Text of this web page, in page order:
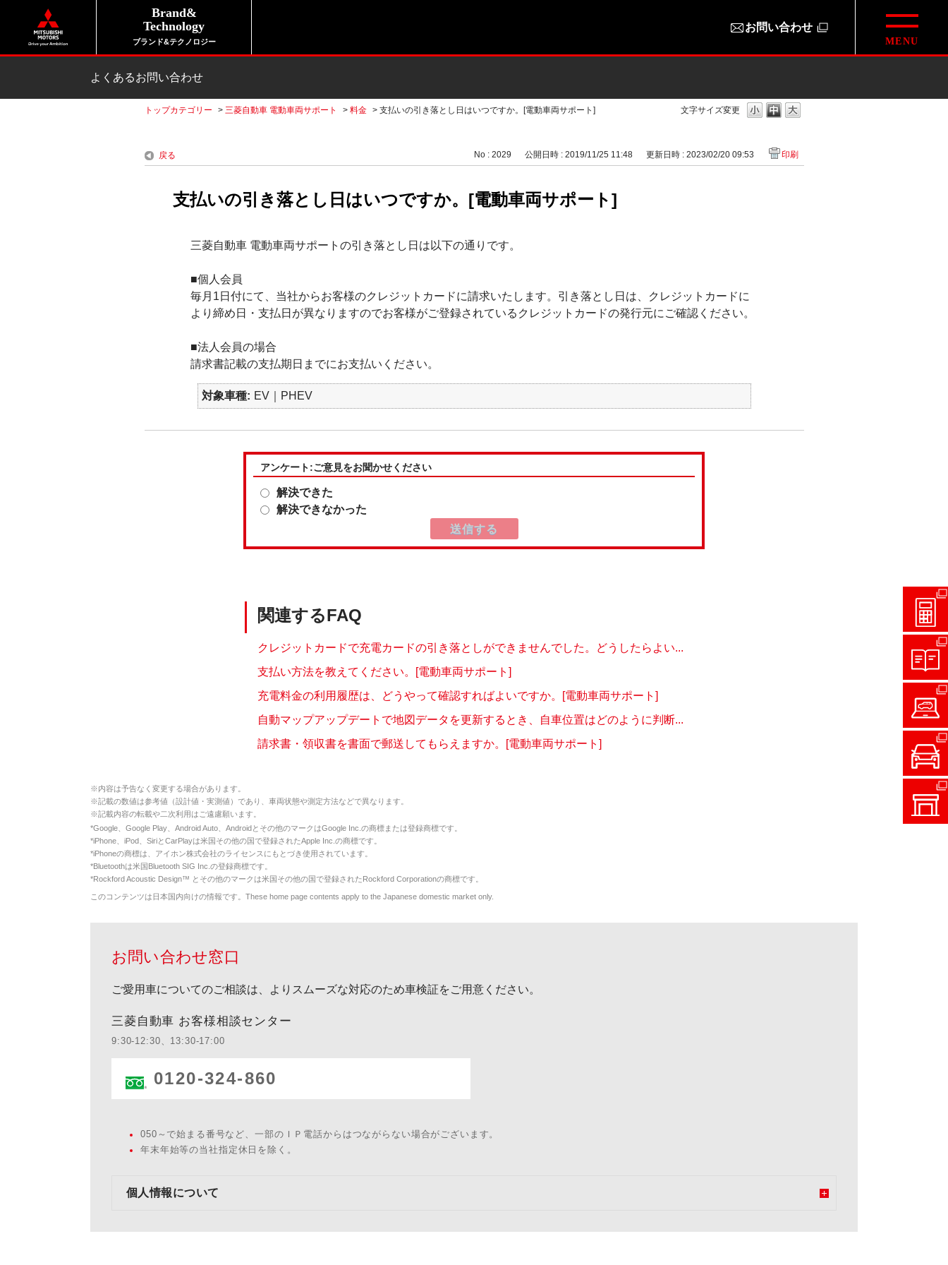
Brand&
Technology
ブランド&テクノロジー
お問い合わせ
よくあるお問い合わせ
文字サイズ変更
トップカテゴリー > 三菱自動車 電動車両サポート > 料金 > 支払いの引き落とし日はいつですか。[電動車両サポート]
戻る No : 2029 公開日時 : 2019/11/25 11:48 更新日時 : 2023/02/20 09:53 印刷
支払いの引き落とし日はいつですか。[電動車両サポート]
三菱自動車 電動車両サポートの引き落とし日は以下の通りです。
■個人会員
毎月1日付にて、当社からお客様のクレジットカードに請求いたします。引き落とし日は、クレジットカードに
より締め日・支払日が異なりますのでお客様がご登録されているクレジットカードの発行元にご確認ください。
■法人会員の場合
請求書記載の支払期日までにお支払いください。
対象車種 EV｜PHEV
アンケート:ご意見をお聞かせください
解決できた
解決できなかった
関連するFAQ
クレジットカードで充電カードの引き落としができませんでした。どうしたらよい...
支払い方法を教えてください。[電動車両サポート]
充電料金の利用履歴は、どうやって確認すればよいですか。[電動車両サポート]
自動マップアップデートで地図データを更新するとき、自車位置はどのように判断...
請求書・領収書を書面で郵送してもらえますか。[電動車両サポート]
※内容は予告なく変更する場合があります。
※記載の数値は参考値（設計値・実測値）であり、車両状態や測定方法などで異なります。
※記載内容の転載や二次利用はご遠慮願います。
*Google、Google Play、Android Auto、Androidとその他のマークはGoogle Inc.の商標または登録商標です。
*iPhone、iPod、SiriとCarPlayは米国その他の国で登録されたApple Inc.の商標です。
*iPhoneの商標は、アイホン株式会社のライセンスにもとづき使用されています。
*Bluetoothは米国Bluetooth SIG Inc.の登録商標です。
*Rockford Acoustic Design™ とその他のマークは米国その他の国で登録されたRockford Corporationの商標です。
このコンテンツは日本国内向けの情報です。These home page contents apply to the Japanese domestic market only.
お問い合わせ窓口
ご愛用車についてのご相談は、よりスムーズな対応のため車検証をご用意ください。
三菱自動車 お客様相談センター
9:30-12:30、13:30-17:00
0120-324-860
050～で始まる番号など、一部のＩＰ電話からはつながらない場合がございます。
年末年始等の当社指定休日を除く。
個人情報について